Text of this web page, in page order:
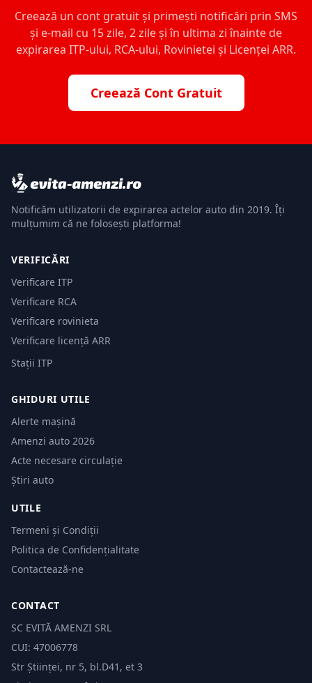
Creează un cont gratuit și primești notificări prin SMS
și e-mail cu 15 zile, 2 zile și în ultima zi înainte de
expirarea ITP-ului, RCA-ului, Rovinietei și Licenței ARR.
Creează Cont Gratuit
Notificăm utilizatorii de expirarea actelor auto din 2019. Îți
mulțumim că ne folosești platforma!
VERIFICĂRI
Verificare ITP
Verificare RCA
Verificare rovinieta
Verificare licență ARR
Stații ITP
GHIDURI UTILE
Alerte mașină
Amenzi auto 2026
Acte necesare circulație
Știri auto
UTILE
Termeni și Condiții
Politica de Confidențialitate
Contactează-ne
CONTACT
SC EVITĂ AMENZI SRL
CUI: 47006778
Str Științei, nr 5, bl.D41, et 3